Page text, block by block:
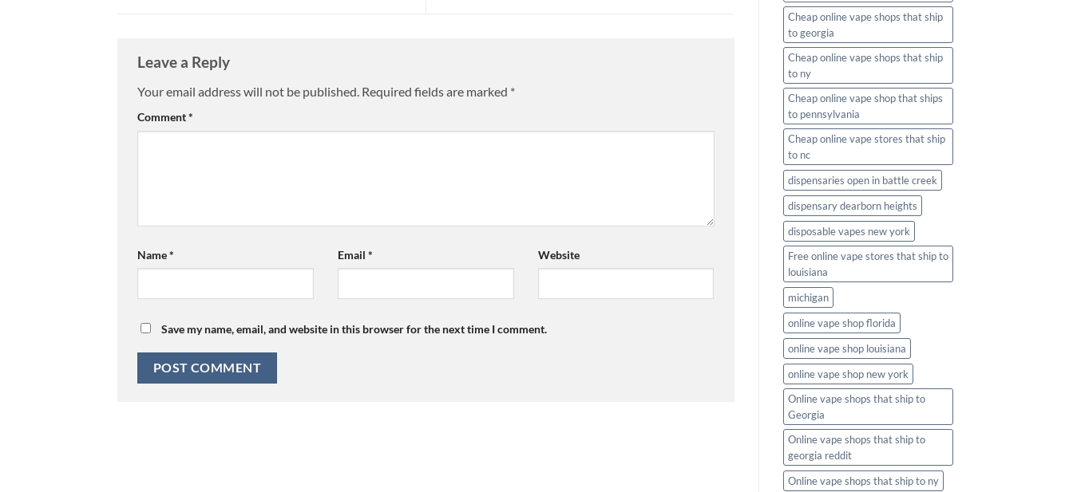
Leave a Reply
Your email address will not be published. Required fields are marked *
Comment*
Name* Email * Website
Save my name, email, and website in this browser for the next time I comment.
Cheap online vape shops that ship
to georgia
Cheap online vape shops that ship
to ny
Cheap online vape shop that ships
to pennsylvania
Cheap online vape stores that ship
to nc
dispensaries open in battle creek
dispensary dearborn heights
disposable vapes new york
Free online vape stores that ship to
louisiana
michigan
online vape shop florida
online vape shop louisiana
online vape shop new york
Online vape shops that ship to
Georgia
Online vape shops that ship to
georgia reddit
Online vape shops that ship to ny